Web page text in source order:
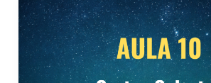
Cartas
Celestes